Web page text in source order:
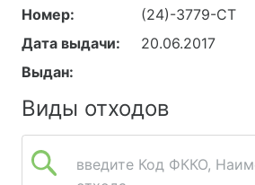
Номер:
(24)-3779-СТ
Дата выдачи:
20.06.2017
Выдан:
Виды отходов
введите Код ФККО,